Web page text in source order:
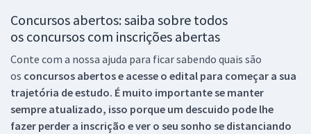
Concursos abertos: saiba sobre todos
os concursos com inscrições abertas
Conte com a nossa ajuda para ficar sabendo quais são
os concursos abertos e acesse o edital para começar a sua
trajetória de estudo. É muito importante se manter
sempre atualizado, isso porque um descuido pode lhe
fazer perder a inscrição e ver o seu sonho se distanciando